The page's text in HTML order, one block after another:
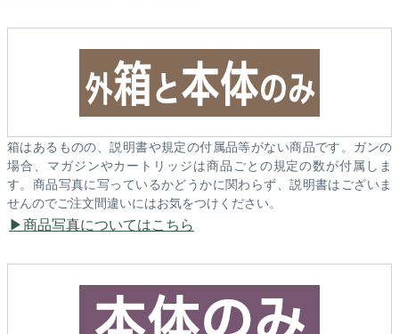
箱はあるものの、説明書や規定の付属品等がない商品です。ガンの
場合、マガジンやカートリッジは商品ごとの規定の数が付属しま
す。商品写真に写っているかどうかに関わらず、説明書はございま
せんのでご注文間違いにはお気をつけください。
商品写真についてはこちら